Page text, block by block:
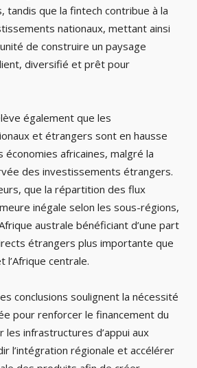
tandis que la fintech contribue à la
nationaux, mettant ainsi
de construire un paysage
diversifié et prêt pour
également que les
et étrangers sont en hausse
économies africaines, malgré la
des investissements étrangers.
que la répartition des flux
inégale selon les sous-régions,
australe bénéficiant d’une part
étrangers plus importante que
l’Afrique centrale.
conclusions soulignent la nécessité
pour renforcer le financement du
les infrastructures d’appui aux
l’intégration régionale et accélérer